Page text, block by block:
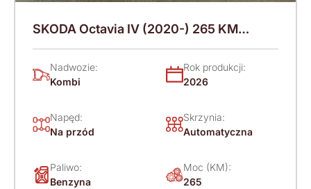
SKODA Octavia IV (2020-) 265 KM
(2026)
Nadwozie:
Kombi
Rok produkcji:
2026
Napęd:
Na przód
Skrzynia:
Automatyczna
Paliwo:
Benzyna
Moc (KM):
265